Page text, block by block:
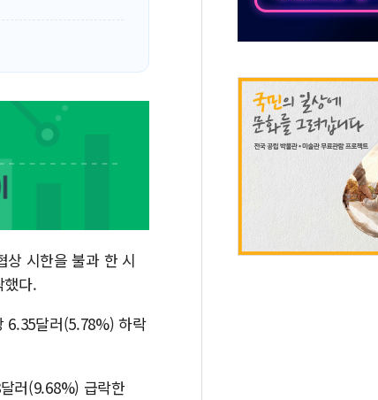
'호우·산사태 주의보' 울진 시간당 30mm 강한 비...호우 피해 없어
상 시한을 불과 한 시
다.
6.35달러(5.78%) 하락
러(9.68%) 급락한